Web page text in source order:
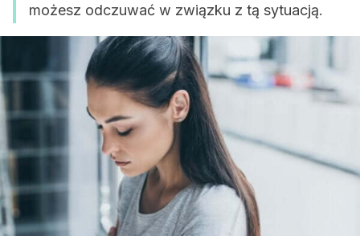
możesz odczuwać w związku z tą sytuacją.